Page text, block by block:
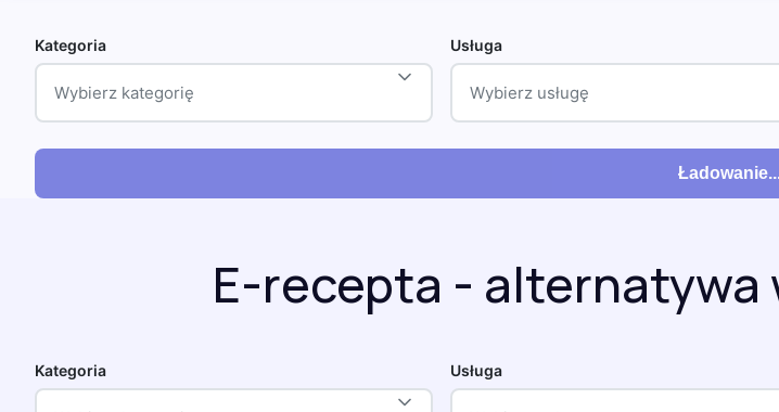
Kategoria
Wybierz kategorię
Usługa
Wybierz usługę
E-recepta - alternatywa
Kategoria Usługa